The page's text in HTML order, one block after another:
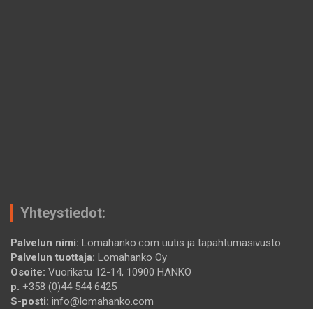
Yhteystiedot:
Palvelun nimi: Lomahanko.com uutis ja tapahtumasivusto
Palvelun tuottaja: Lomahanko Oy
Osoite: Vuorikatu 12-14, 10900 HANKO
p. +358 (0)44 544 6425
S-posti: info@lomahanko.com